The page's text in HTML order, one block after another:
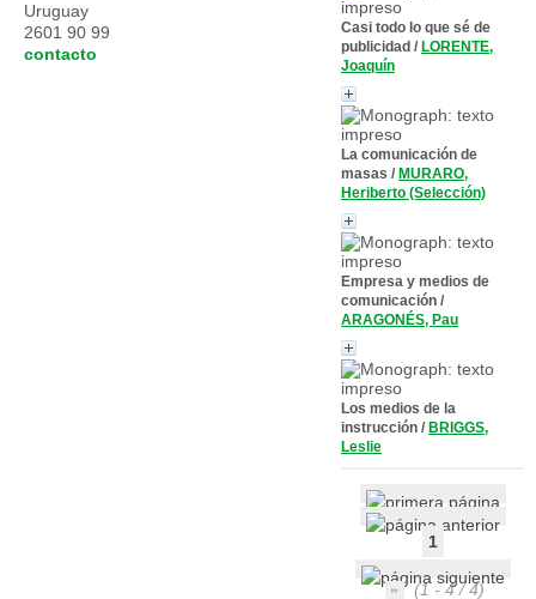
Casi todo lo que sé de
publicidad / LORENTE,
Joaquín
La comunicación de
masas / MURARO,
Heriberto (Selección)
Empresa y medios de
comunicación /
ARAGONÉS, Pau
Los medios de la
instrucción / BRIGGS,
Leslie
1
(1 - 4 / 4)
Uruguay
2601 90 99
contacto